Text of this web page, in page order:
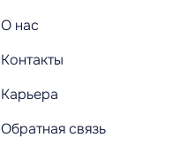
О нас
Контакты
Карьера
Обратная связь